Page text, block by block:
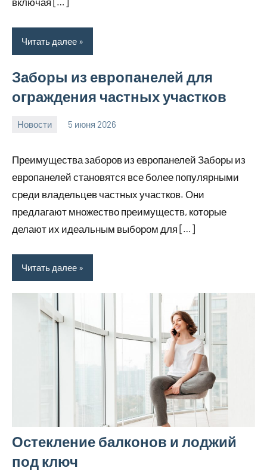
Читать далее
Заборы из европанелей для
ограждения частных участков
Новости 5 июня 2026
Преимущества заборов из европанелей Заборы из
европанелей становятся все более популярными
среди владельцев частных участков. Они
предлагают множество преимуществ, которые
делают их идеальным выбором для […]
Читать далее
Остекление балконов и лоджий
под ключ